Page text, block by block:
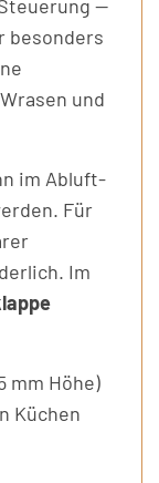
—
besonders
und
im Abluft-
Für
Im
mm Höhe)
Küchen